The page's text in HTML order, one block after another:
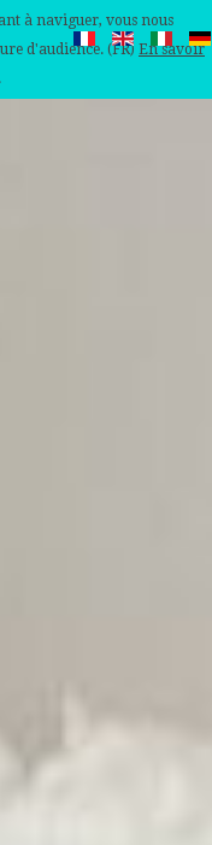
à naviguer, vous nous
d'audience. (FR) En savoir
.